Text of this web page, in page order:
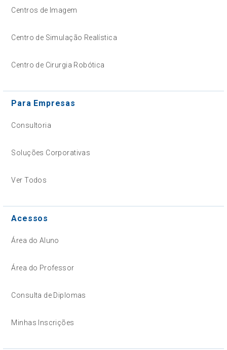
Centros de Imagem
Centro de Simulação Realística
Centro de Cirurgia Robótica
Para Empresas
Consultoria
Soluções Corporativas
Ver Todos
Acessos
Área do Aluno
Área do Professor
Consulta de Diplomas
Minhas Inscrições